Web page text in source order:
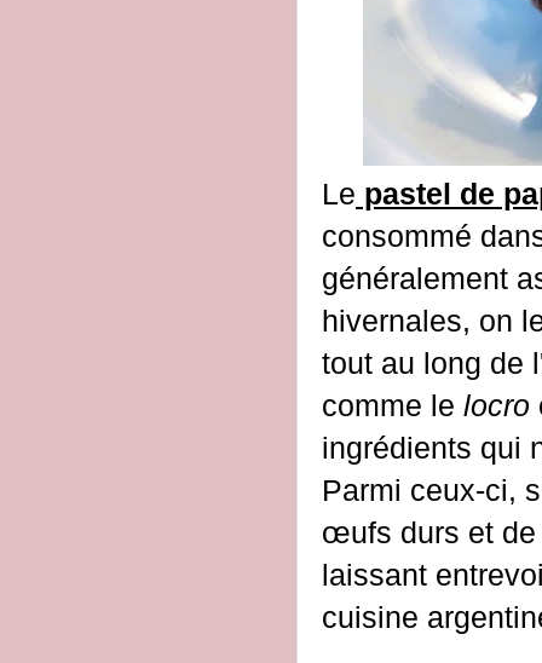
Le pastel de
consommé
généralement
hivernales, on
tout au long de
comme le locro
ingrédients qui
Parmi ceux-ci,
œufs durs et de
laissant
cuisine